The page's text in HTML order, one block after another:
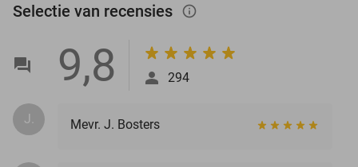
Selectie van recensies info_outlined
9,8 294
J. Mevr. J. Bosters